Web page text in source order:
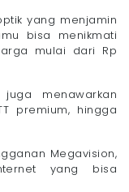
yang menjamin
bisa menikmati
mulai dari Rp
menawarkan
premium, hingga
Megavision,
yang bisa